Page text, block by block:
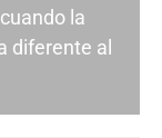
la
diferente al